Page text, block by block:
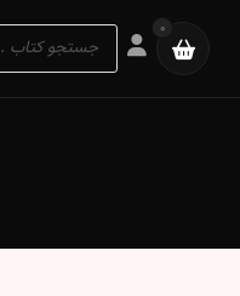
0
Products
search